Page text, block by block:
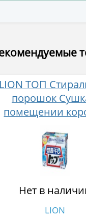
LION ТОП
порошок
помещении
Нет в
LION